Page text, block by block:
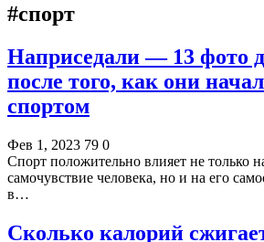
#спорт
Наприседали — 13 фото
после того, как они
спортом
Фев 1, 2023 79 0
Спорт положительно влияет не только
самочувствие человека, но и на его
в…
Сколько калорий